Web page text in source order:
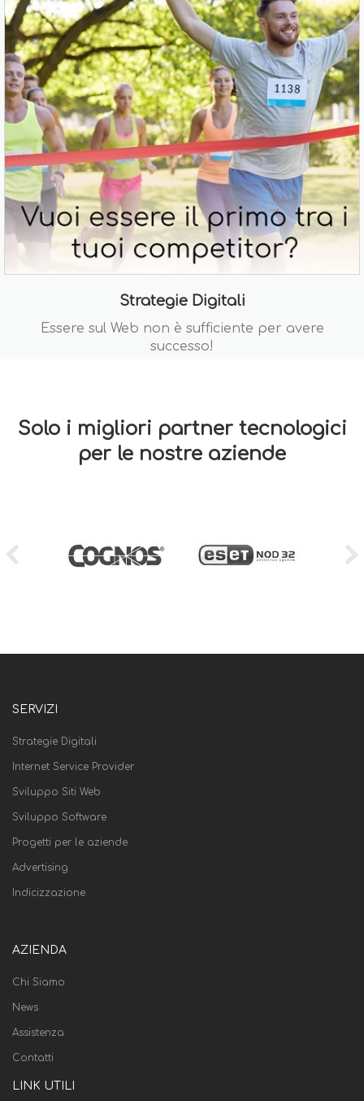
Strategie Digitali
Essere sul Web non è sufficiente per avere
successo!
Solo i migliori partner tecnologici
per le nostre aziende
SERVIZI
Strategie Digitali
Internet Service Provider
Sviluppo Siti Web
Sviluppo Software
Progetti per le aziende
Advertising
Indicizzazione
AZIENDA
Chi Siamo
News
Assistenza
Contatti
LINK UTILI